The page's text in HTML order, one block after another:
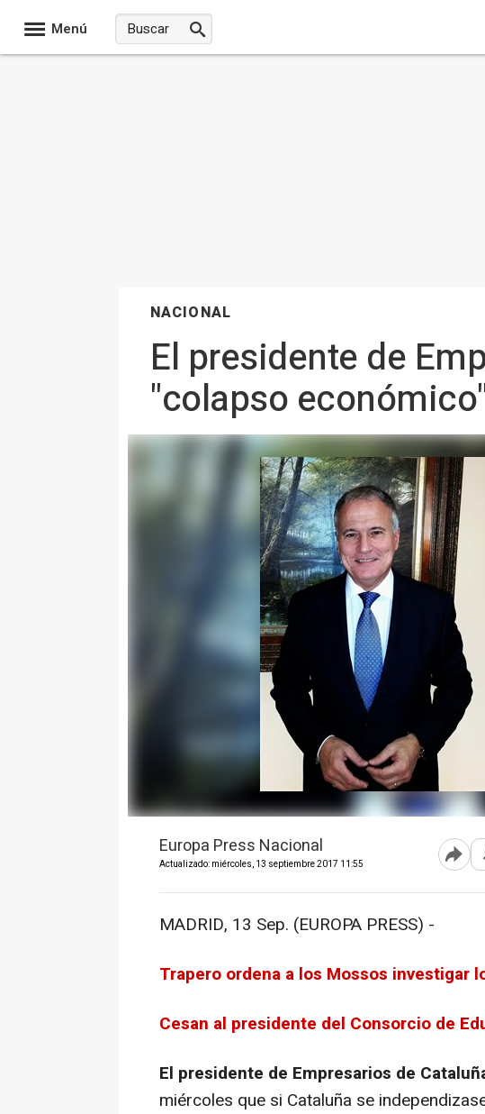
Menú
NACIONAL
El presidente de
"colapso
Europa Press Nacional
Actualizado: miércoles, 13 septiembre 2017 11:55 Abrir
MADRID, 13 Sep. (EUROPA PRESS) -
Trapero ordena a los Mossos investigar
Cesan al presidente del Consorcio de
El presidente de Empresarios de
miércoles que si Cataluña se